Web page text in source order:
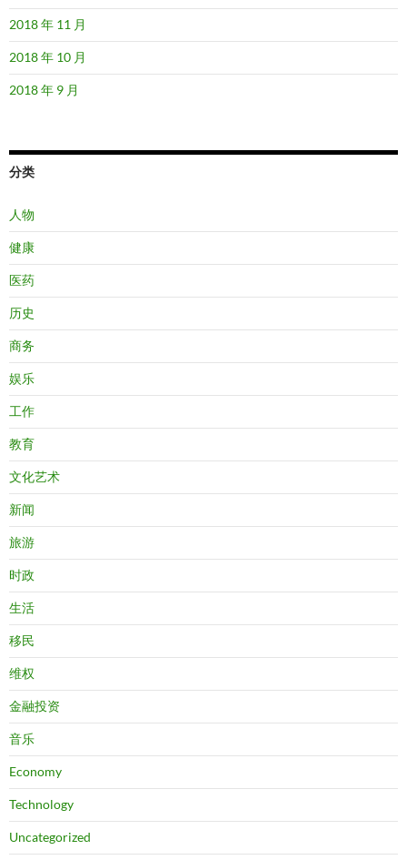
2018 年 11 月
2018 年 10 月
2018 年 9 月
分类
人物
健康
医药
历史
商务
娱乐
工作
教育
文化艺术
新闻
旅游
时政
生活
移民
维权
金融投资
音乐
Economy
Technology
Uncategorized